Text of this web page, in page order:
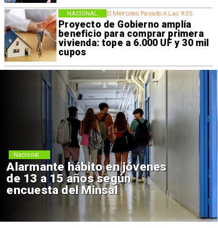
El Miércoles Pasado A Las 9:35
Proyecto de Gobierno amplía
beneficio para comprar primera
vivienda: tope a 6.000 UF y 30 mil
cupos
NACIONAL
Alarmante hábito en jóvenes
de 13 a 15 años según
encuesta del Minsal
Nacional